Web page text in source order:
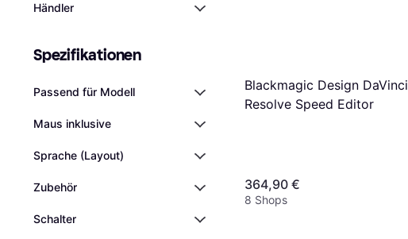
Händler
Spezifikationen
Passend für Modell
Maus inklusive
Sprache (Layout)
Zubehör
Schalter
Blackmagic Design DaVinci
Resolve Speed Editor
364,90 €
8 Shops